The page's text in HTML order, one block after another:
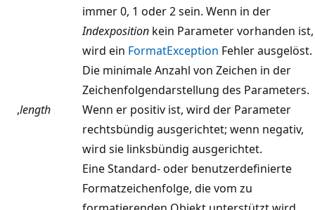
immer 0, 1 oder 2 sein. Wenn in der
Indexposition kein Parameter vorhanden ist,
wird ein FormatException Fehler ausgelöst.
,length
Die minimale Anzahl von Zeichen in der
Zeichenfolgendarstellung des Parameters.
Wenn er positiv ist, wird der Parameter
rechtsbündig ausgerichtet; wenn negativ,
wird sie linksbündig ausgerichtet.
Eine Standard- oder benutzerdefinierte
Formatzeichenfolge, die vom zu